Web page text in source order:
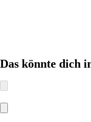
Das könnte dich